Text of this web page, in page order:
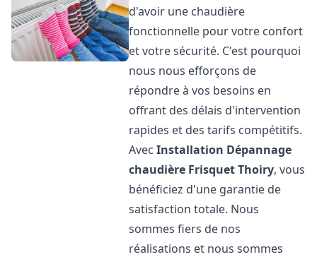
d'avoir une chaudière
fonctionnelle pour votre confort
et votre sécurité. C'est pourquoi
nous nous efforçons de
répondre à vos besoins en
offrant des délais d'intervention
rapides et des tarifs compétitifs.
AvecInstallation Dépannage
chaudière FrisquetThoiry, vous
bénéficiez d'une garantie de
satisfaction totale. Nous
sommes fiers de nos
réalisations et nous sommes